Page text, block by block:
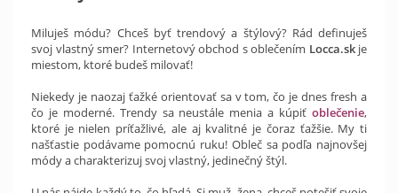
Miluješ módu? Chceš byť trendový a štýlový? Rád definuješ
svoj vlastný smer? Internetový obchod s oblečením Locca.skje
miestom, ktoré budeš milovať!
Niekedy je naozaj ťažké orientovať sa v tom, čo je dnes fresh a
čo je moderné. Trendy sa neustále menia a kúpiť oblečenie,
ktoré je nielen príťažlivé, ale aj kvalitné je čoraz ťažšie. My ti
našťastie podávame pomocnú ruku! Obleč sa podľa najnovšej
módy a charakterizuj svoj vlastný, jedinečný štýl.